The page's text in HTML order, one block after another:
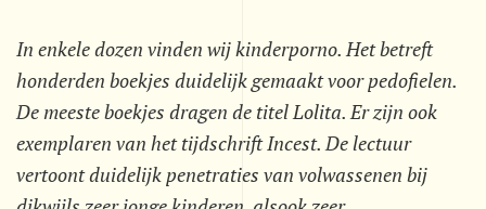
In enkele dozen vinden wij kinderporno. Het betreft
honderden boekjes duidelijk gemaakt voor pedofielen.
De meeste boekjes dragen de titel Lolita. Er zijn ook
exemplaren van het tijdschrift Incest. De lectuur
vertoont duidelijk penetraties van volwassenen bij